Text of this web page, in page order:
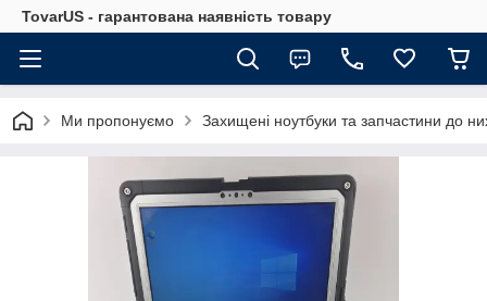
TovarUS - гарантована наявність товару
Ми пропонуємо Захищені ноутбуки та запчастини до